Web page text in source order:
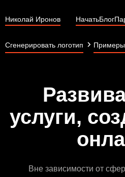
Николай Иронов НачатьБлог
Сгенерировать логотип Примеры
услуги,
Вне зависимости от